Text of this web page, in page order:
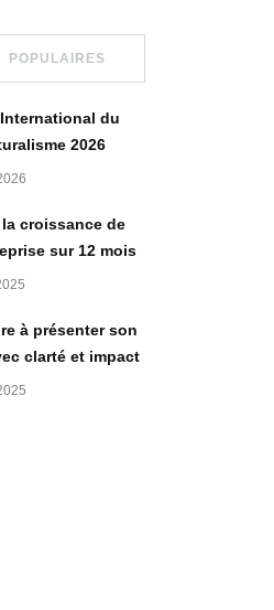
POPULAIRES
du
2026
croissance de
sur 12 mois
à présenter son
clarté et impact